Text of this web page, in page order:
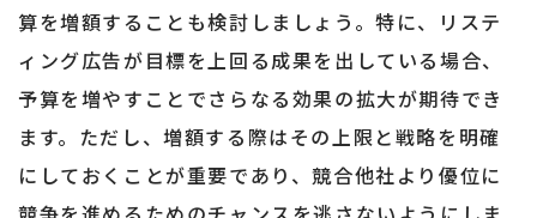
算を増額することも検討しましょう。特に、リステ
ィング広告が目標を上回る成果を出している場合、
予算を増やすことでさらなる効果の拡大が期待でき
ます。ただし、増額する際はその上限と戦略を明確
にしておくことが重要であり、競合他社より優位に